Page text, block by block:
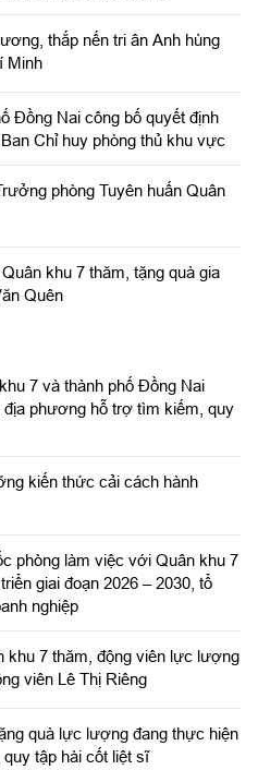
thắp nến tri ân Anh hùng
Minh
Đồng Nai công bố quyết định
Chỉ huy phòng thủ khu vực
phòng Tuyên huấn Quân
khu 7 thăm, tặng quà gia
Quên
7 và thành phố Đồng Nai
địa phương hỗ trợ tìm kiếm, quy
kiến thức cải cách hành
phòng làm việc với Quân khu 7
giai đoạn 2026 – 2030, tổ
nghiệp
khu 7 thăm, động viên lực lượng
viên Lê Thị Riêng
quà lực lượng đang thực hiện
tập hài cốt liệt sĩ